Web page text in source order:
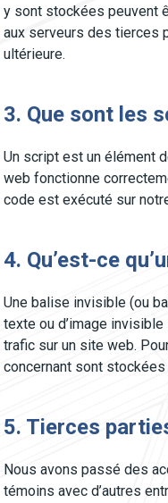
y sont stockées peuvent
aux serveurs des tierces
ultérieure.
3. Que sont les
Un script est un élément
web fonctionne
code est exécuté sur
4. Qu’est-ce
Une balise invisible (ou
texte ou d’image
trafic sur un site web.
concernant sont
5. Tierces
Nous avons passé des
témoins avec d’autres